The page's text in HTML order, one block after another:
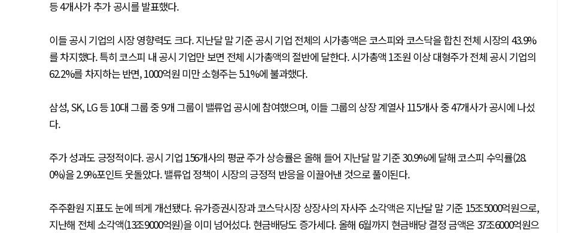
등 4개사가 추가 공시를 발표했다.
이들 공시 기업의 시장 영향력도 크다. 지난달 말 기준 공시 기업 전체의 시가총액은 코스피와 코스닥을 합친 전체 시장의 43.9%
를 차지했다. 특히 코스피 내 공시 기업만 보면 전체 시가총액의 절반에 달한다. 시가총액 1조원 이상 대형주가 전체 공시 기업의
62.2%를 차지하는 반면, 1000억원 미만 소형주는 5.1%에 불과했다.
삼성, SK, LG 등 10대 그룹 중 9개 그룹이 밸류업 공시에 참여했으며, 이들 그룹의 상장 계열사 115개사 중 47개사가 공시에 나섰
다.
주가 성과도 긍정적이다. 공시 기업 156개사의 평균 주가 상승률은 올해 들어 지난달 말 기준 30.9%에 달해 코스피 수익률(28.
0%)을 2.9%포인트 웃돌았다. 밸류업 정책이 시장의 긍정적 반응을 이끌어낸 것으로 풀이된다.
주주환원 지표도 눈에 띄게 개선됐다. 유가증권시장과 코스닥시장 상장사의 자사주 소각액은 지난달 말 기준 15조5000억원으로,
지난해 전체 소각액(13조9000억원)을 이미 넘어섰다. 현금배당도 증가세다. 올해 6월까지 현금배당 결정 금액은 37조6000억원으